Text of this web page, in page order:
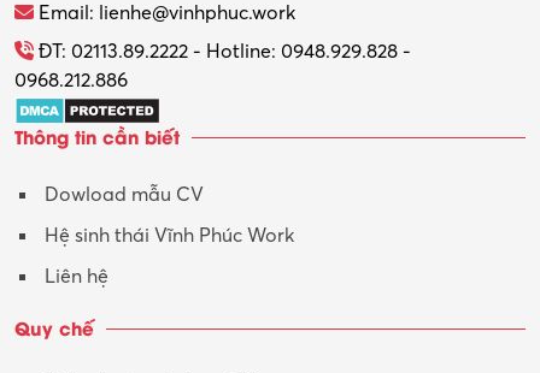
Tổ chức sự kiện – Quà tặng
Trợ lý
Tư vấn
Tư vấn – Kiến trúc
Email: lienhe@vinhphuc.work
ĐT: 02113.89.2222 - Hotline: 0948.929.828 -
0968.212.886
Thông tin cần biết
Dowload mẫu CV
Hệ sinh thái Vĩnh Phúc Work
Liên hệ
Quy chế